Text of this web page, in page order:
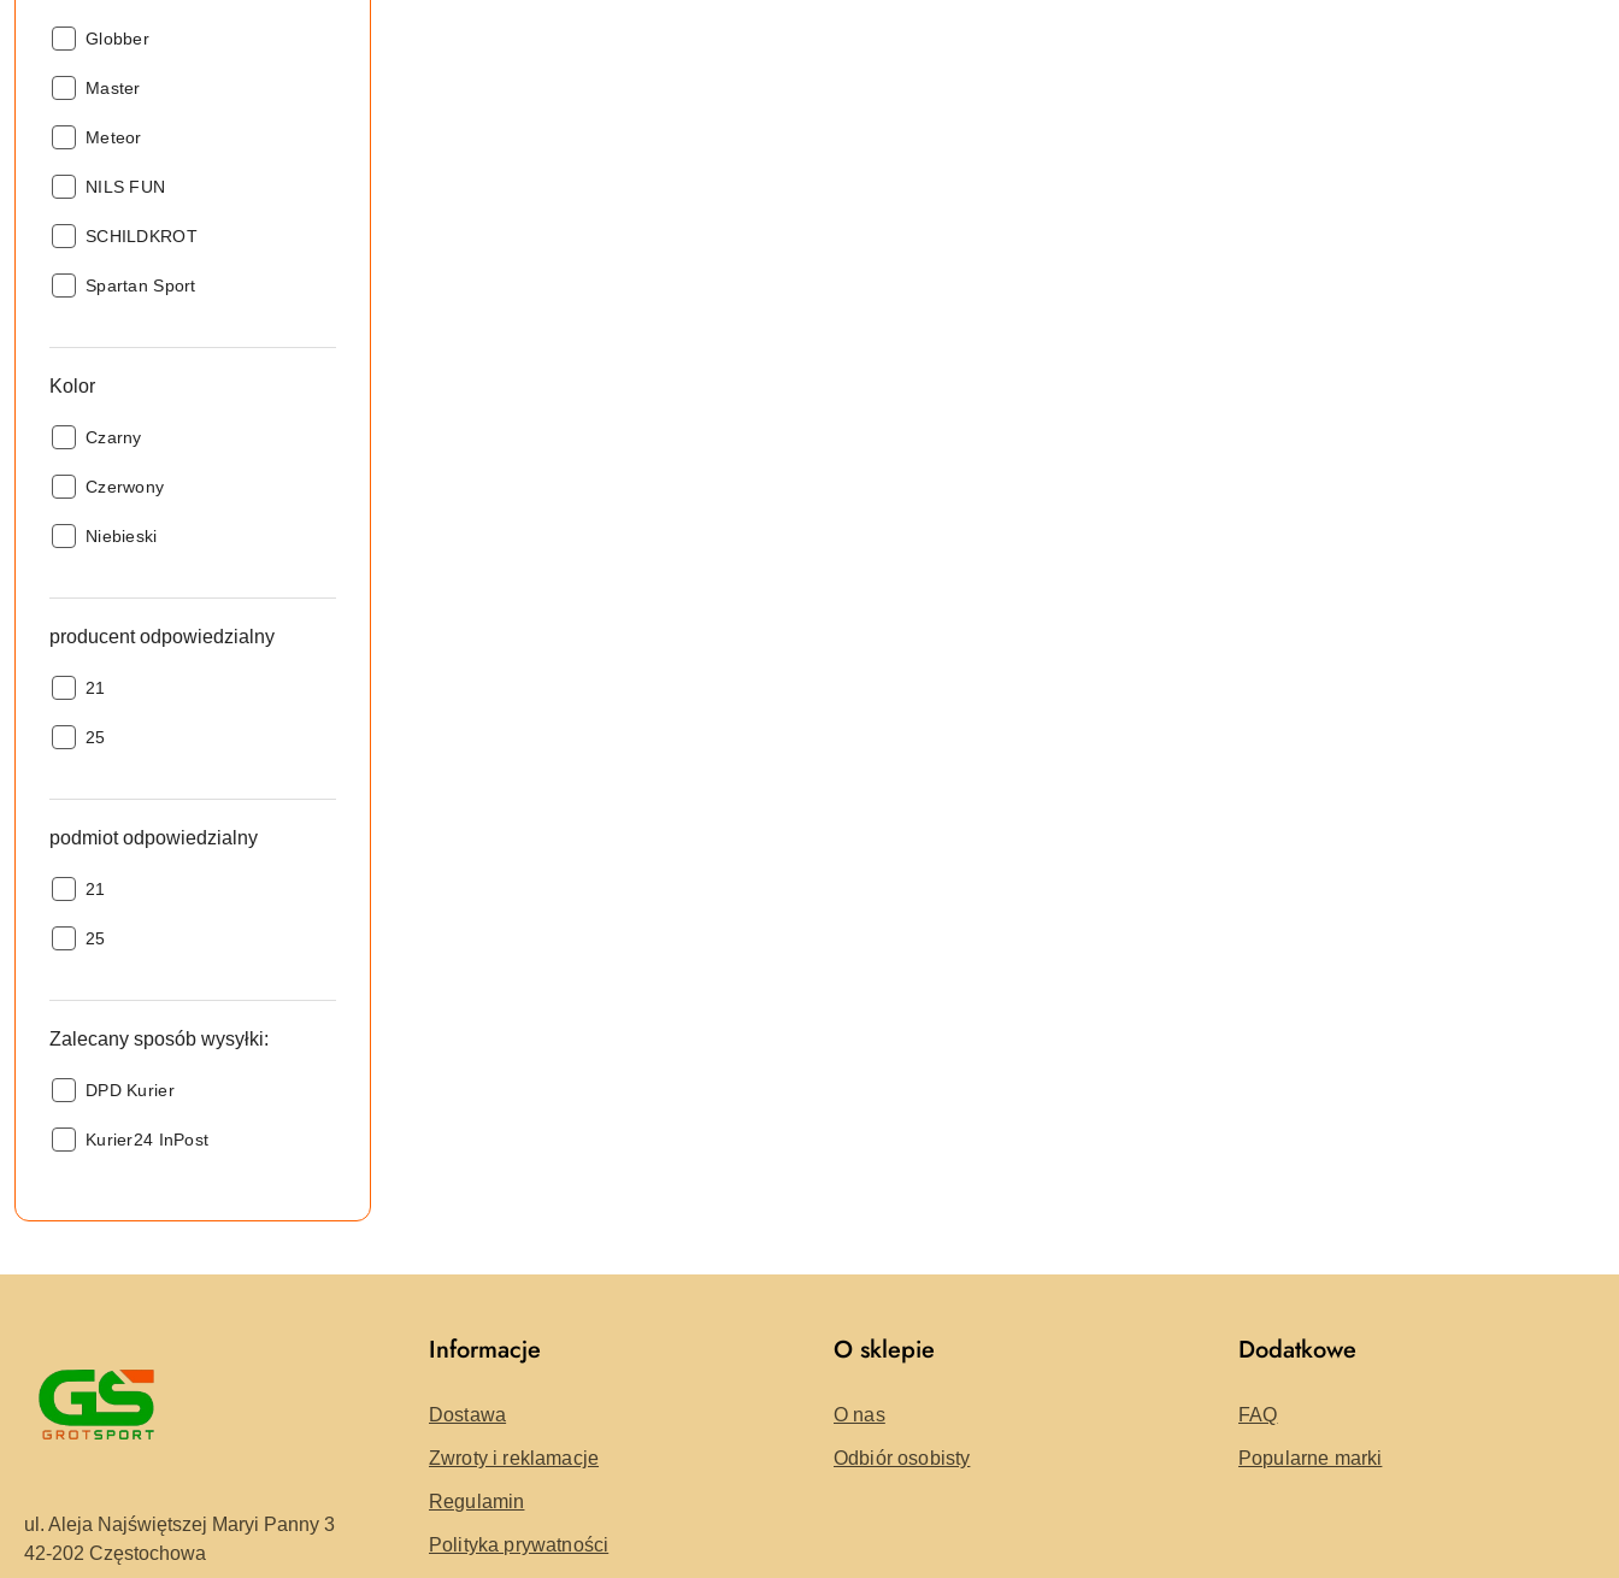
Producent:
Globber
Producent:
Master
Producent:
Meteor
Producent:
NILS FUN
Producent:
SCHILDKROT
Producent:
Spartan Sport
Kolor
Kolor:
Czarny
Kolor:
Czerwony
Kolor:
Niebieski
producent odpowiedzialny
producent
21
producent
25
podmiot odpowiedzialny
podmiot
21
podmiot
25
Zalecany sposób wysyłki:
Zalecany
wysyłki::
DPD Kurier
Zalecany
Kurier24 InPost
ul. Aleja Najświętszej Maryi Panny 3
42-202 Częstochowa
Informacje
Dostawa
Zwroty i reklamacje
Regulamin
Polityka prywatności
O sklepie
O nas
Odbiór osobisty
Dodatkowe
FAQ
Popularne marki